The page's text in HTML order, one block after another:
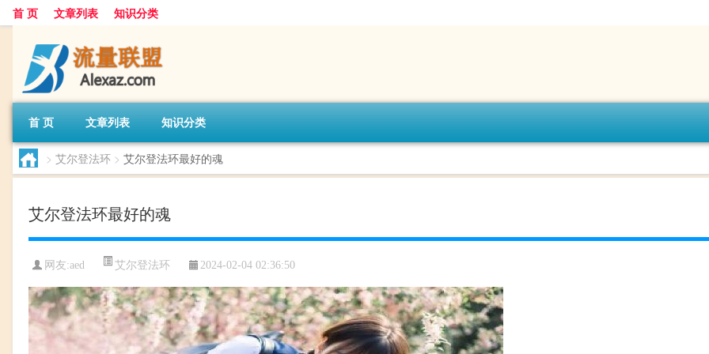
首 页 文章列表 知识分类
首 页 文章列表 知识分类
> 艾尔登法环 > 艾尔登法环最好的魂
艾尔登法环最好的魂
网友:aed 艾尔登法环 2024-02-04 02:36:50